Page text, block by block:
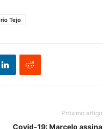
rio Tejo
Próximo artigo
Covid-19: Marcelo assina